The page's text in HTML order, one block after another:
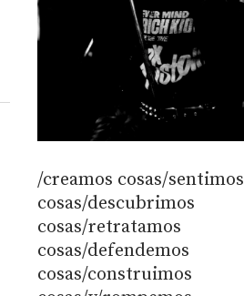
/creamos cosas/sentimos
cosas/descubrimos
cosas/retratamos
cosas/defendemos
cosas/construimos